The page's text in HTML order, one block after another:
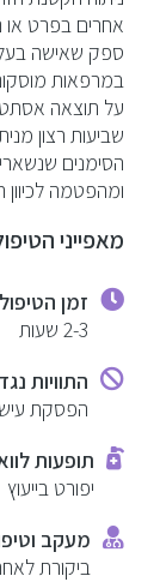
אחרים בפרט או
ספק שאישה
במרפאות
על תוצאה
שביעות רצון
הסימנים
ומהפטמה
מאפייני
זמן הטיפול
2-3 שעות
התוויות נגד
הפסקת
תופעות
יפורט בייעוץ
מעקב
ביקורת